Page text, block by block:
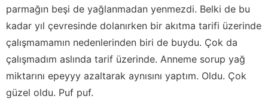
parmağın beşi de yağlanmadan yenmezdi. Belki de bu
kadar yıl çevresinde dolanırken bir akıtma tarifi üzerinde
çalışmamamın nedenlerinden biri de buydu. Çok da
çalışmadım aslında tarif üzerinde. Anneme sorup yağ
miktarını epeyyy azaltarak aynısını yaptım. Oldu. Çok
güzel oldu. Puf puf.